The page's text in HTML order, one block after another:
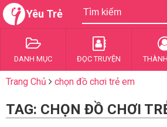
Yêu Trẻ
DANH MỤC ĐỌC TRUYỆN
Trang Chủ chọn đồ chơi trẻ em
TAG: CHỌN ĐỒ CHƠI